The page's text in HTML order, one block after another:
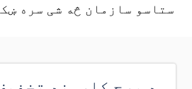
ستاسو سازمان څه شی سره